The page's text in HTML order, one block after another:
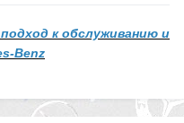
к обслуживанию и
Benz